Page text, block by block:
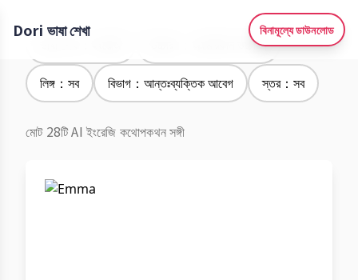
Dori ভাষা শেখা বিনামূল্যে ডাউনলোড
উচ্চারণ：আমেরিকান উচ্চারণ
লিঙ্গ：সব বিভাগ：আন্তঃব্যক্তিক আবেগ স্তর：সব
মোট 28টি AI ইংরেজি কথোপকথন সঙ্গী